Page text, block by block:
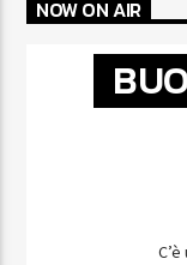
NOW ON AIR